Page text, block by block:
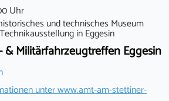
Uhr
und technisches Museum
inEggesin
& Militärfahrzeugtreffen Eggesin
unterwww.amt-am-stettiner-